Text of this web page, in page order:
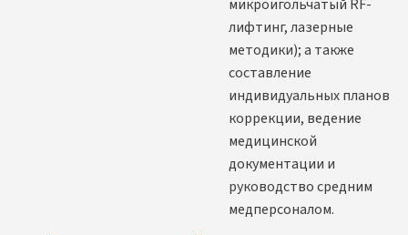
микроигольчатый RF-
лифтинг, лазерные
методики); а также
составление
индивидуальных планов
коррекции, ведение
медицинской
документации и
руководство средним
медперсоналом.